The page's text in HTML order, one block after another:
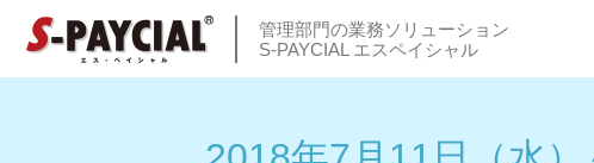
管理部門の業務ソリューション
S-PAYCIAL エスペイシャル